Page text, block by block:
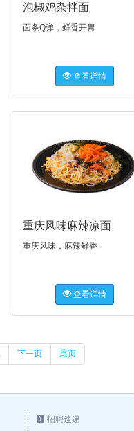
泡椒鸡杂拌面
面条Q弹，鲜香开胃
查看详情
重庆风味麻辣凉面
重庆风味，麻辣鲜香
查看详情
下一页 尾页
招聘速递